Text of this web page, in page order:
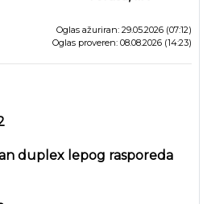
Oglas ažuriran: 29.05.2026 (07:12)
Oglas proveren: 08.08.2026 (14:23)
duplex lepog rasporeda